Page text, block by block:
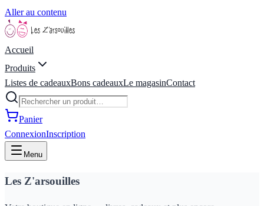
Aller au contenu
Accueil
Produits
Listes de cadeauxBons cadeauxLe magasinContact
Panier
ConnexionInscription
Menu
Les Z'arsouilles